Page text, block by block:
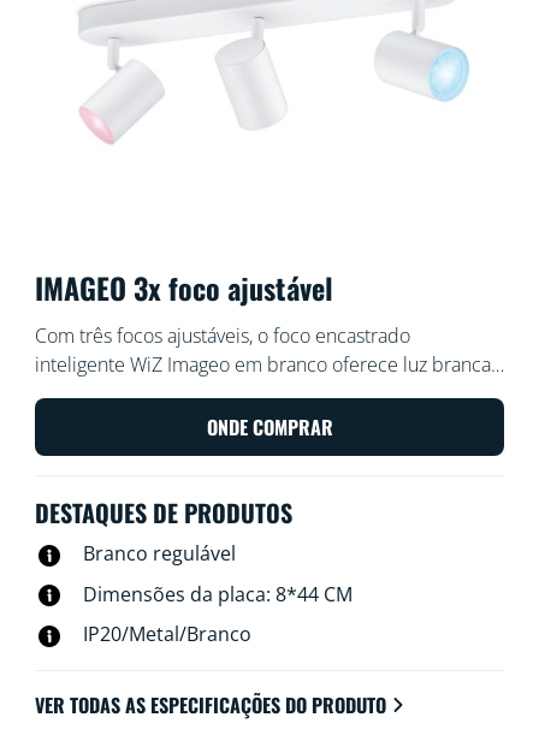
IMAGEO 3x foco ajustável
Com três focos ajustáveis, o foco encastrado
inteligente WiZ Imageo em branco oferece luz branca
quente ou fria para qualquer divisão. Utilize-o com o
Wi-Fi existente para controlar através da aplicação WiZ
ou com a sua voz.
ONDE COMPRAR
DESTAQUES DE PRODUTOS
Branco regulável
Dimensões da placa: 8*44 CM
IP20/Metal/Branco
VER TODAS AS ESPECIFICAÇÕES DO PRODUTO